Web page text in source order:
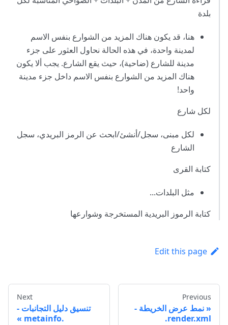
بلدة
هنا، قد يكون هناك المزيد من الشوارع بنفس الاسم
لمدينة واحدة، في هذه الحالة نحاول العثور على جزء
مدينة للشارع (ضاحية)، حيث يقع الشارع. يجب ألا يكون
هناك المزيد من الشوارع بنفس الاسم داخل جزء مدينة
واحد!
لكل شارع
لكل مبنى، سجل/أنشئ/ابحث عن الرمز البريدي، سجل
الشارع
كتابة القرى
مثل البلدات...
كتابة الرموز البريدية المستخرجة وشوارعها
Edit this page
Previous
نمط عرض الخريطة -
‎.render.xml
Next
تنسيق دليل التجانبات -
.metainfo